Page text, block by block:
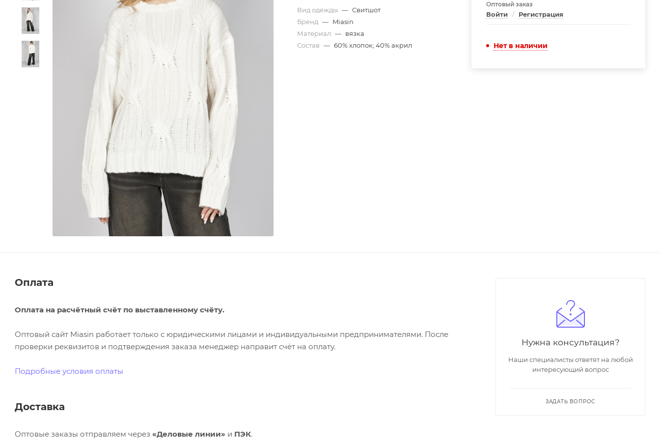
Вид одежды — Свитшот
Бренд — Miasin
Материал — вязка
Состав — 60% хлопок; 40% акрил
Оптовый заказ
Войти / Регистрация
Нет в наличии
Оплата
Оплата на расчётный счёт по выставленному счёту.
Оптовый сайт Miasin работает только с юридическими лицами и индивидуальными предпринимателями. После
проверки реквизитов и подтверждения заказа менеджер направит счёт на оплату.
Подробные условия оплаты
Доставка
Оптовые заказы отправляем через «Деловые линии» и ПЭК.
Нужна консультация?
Наши специалисты ответят на любой
интересующий вопрос
ЗАДАТЬ ВОПРОС